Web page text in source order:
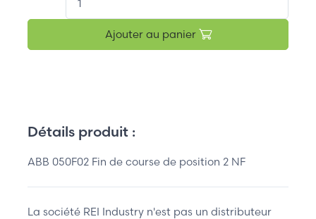
Ajouter au panier
Détails produit :
ABB 050F02 Fin de course de position 2 NF
La société REI Industry n'est pas un distributeur